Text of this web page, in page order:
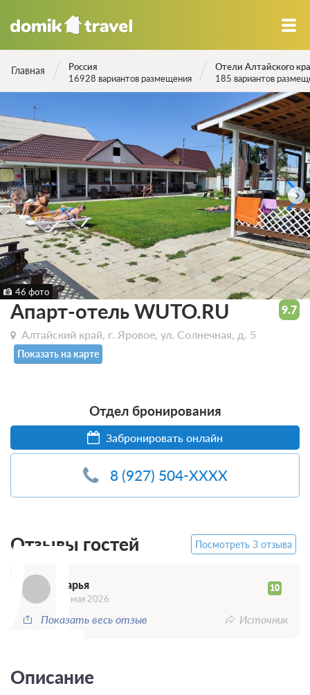
Главная
Россия
16928 вариантов размещения
Отели Алтайского
185 вариантов
46 фото
Апарт-отель WUTO.RU
Алтайский край, г. Яровое, ул. Солнечная, д. 5
Показать на карте
Отдел бронирования
Забронировать онлайн
8 (927) 504-XXXX
9.7
Отзывы гостей Посмотреть 3 отзыва
Дарья 10
12 мая 2026
Показать весь отзыв Источник
Описание